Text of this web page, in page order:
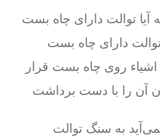
آیا توالت دارای چاه بست
دارای چاه بست
اشیاء روی چاه بست قرار
آن را با دست برداشت
به سنگ توالت